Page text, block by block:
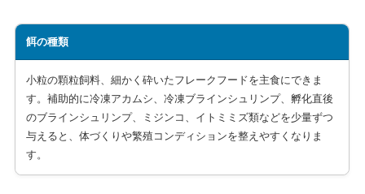
餌の種類
小粒の顆粒飼料、細かく砕いたフレークフードを主食にできま
す。補助的に冷凍アカムシ、冷凍ブラインシュリンプ、孵化直後
のブラインシュリンプ、ミジンコ、イトミミズ類などを少量ずつ
与えると、体づくりや繁殖コンディションを整えやすくなりま
す。